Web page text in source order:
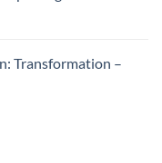
Transformation –